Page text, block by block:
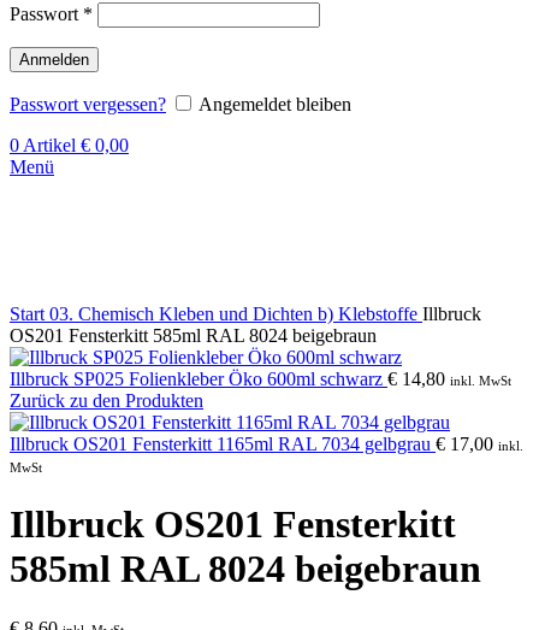
Passwort *
Anmelden
Passwort vergessen?
Angemeldet bleiben
0 Artikel € 0,00
Menü
Start 03. Chemisch Kleben und Dichten b) Klebstoffe Illbruck
OS201 Fensterkitt 585ml RAL 8024 beigebraun
Illbruck SP025 Folienkleber Öko 600ml schwarz € 14,80 inkl. MwSt
Zurück zu den Produkten
Illbruck OS201 Fensterkitt 1165ml RAL 7034 gelbgrau € 17,00 inkl.
MwSt
Illbruck OS201 Fensterkitt
585ml RAL 8024 beigebraun